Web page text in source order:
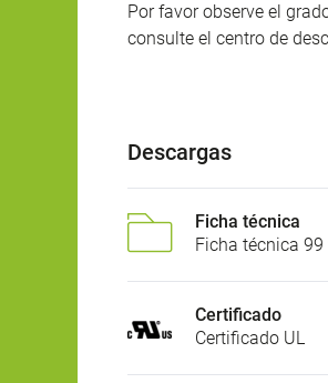
Por favor observe el
consulte el centro de
Descargas
Ficha técnica
Ficha técnica
Certificado
Certificado UL